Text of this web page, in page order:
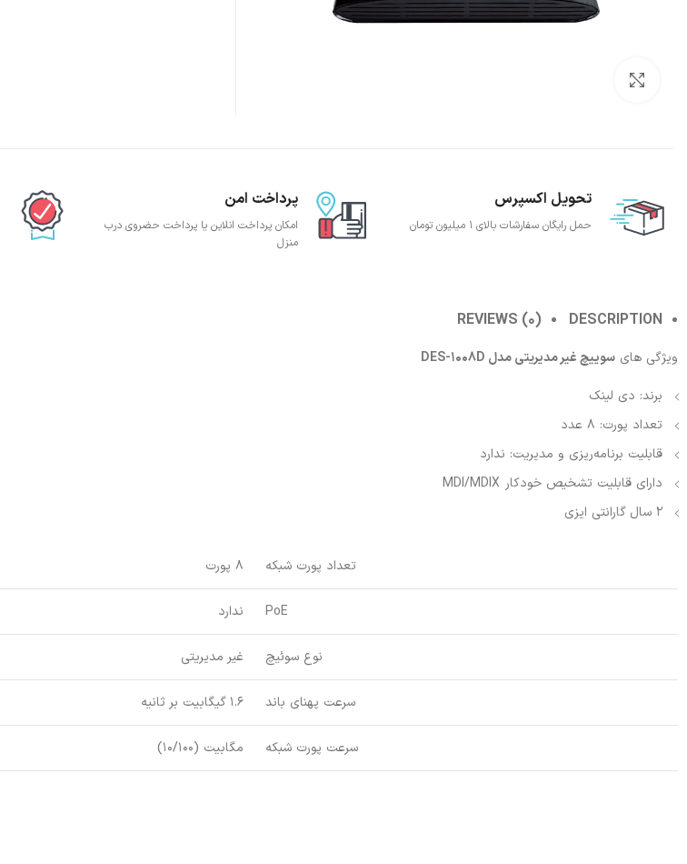
تحویل اکسپرس
حمل رایگان سفارشات بالای 1 میلیون تومان
پرداخت امن
امکان پرداخت انلاین یا پرداخت حضروی درب
منزل
DESCRIPTION
REVIEWS (0)
ویژگی های سوییچ غیر مدیریتی مدل DES-1008D
برند: دی لینک
تعداد پورت: 8 عدد
قابلیت برنامه‌ریزی و مدیریت: ندارد
دارای قابلیت تشخیص خودکار MDI/MDIX
2 سال گارانتی ایزی
تعداد پورت شبکه 8 پورت
PoE ندارد
نوع سوئیچ غیر مدیریتی
سرعت پهنای باند 1.6 گیگابیت بر ثانیه
سرعت پورت شبکه مگابیت (10/100)